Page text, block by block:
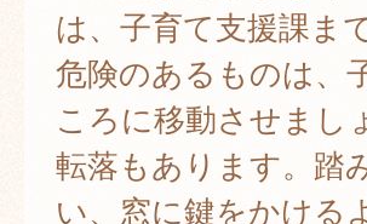
は、子育て支援課ま
危険のあるものは、
ころに移動させまし
転落もあります。踏
い、窓に鍵をかける